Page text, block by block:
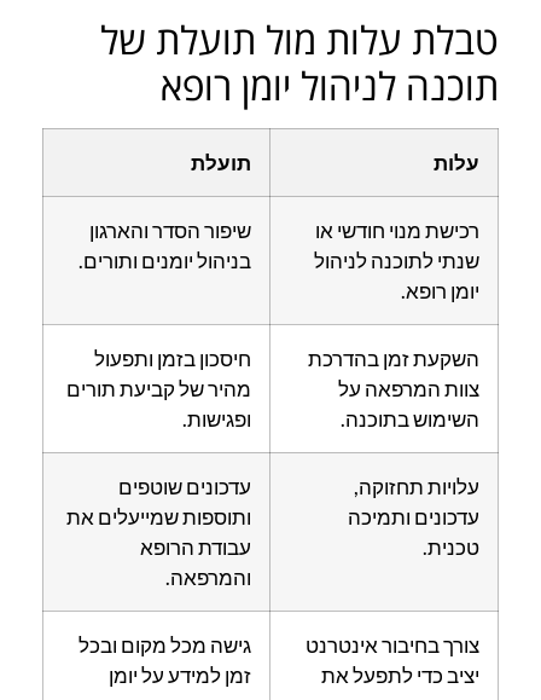
טבלת עלות מול תועלת של
תוכנה לניהול יומן רופא
עלות תועלת
רכישת מנוי חודשי או
שנתי לתוכנה לניהול
יומן רופא.
שיפור הסדר והארגון
בניהול יומנים ותורים.
השקעת זמן בהדרכת
צוות המרפאה על
השימוש בתוכנה.
חיסכון בזמן ותפעול
מהיר של קביעת תורים
ופגישות.
עלויות תחזוקה,
עדכונים ותמיכה
טכנית.
עדכונים שוטפים
ותוספות שמייעלים את
עבודת הרופא
והמרפאה.
צורך בחיבור אינטרנט
יציב כדי לתפעל את
גישה מכל מקום ובכל
זמן למידע על יומן